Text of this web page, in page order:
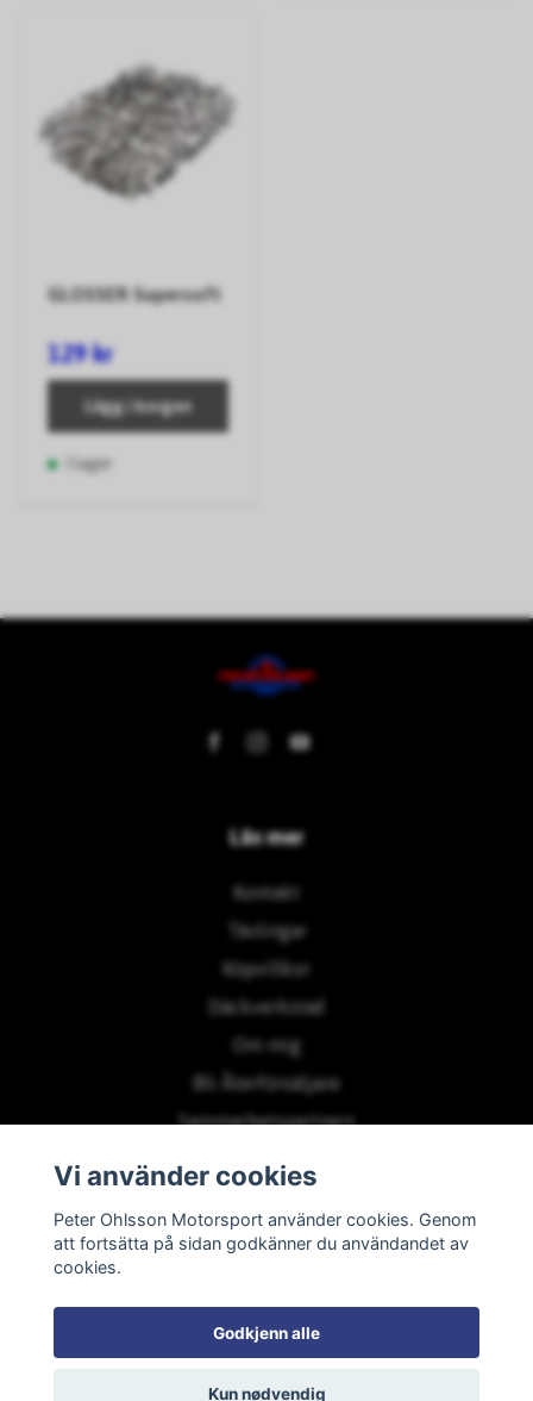
GLOSSER Supersoft
129 kr
Lägg i korgen
I lager
Läs mer
Kontakt
Tävlingar
Köpvillkor
Däckverkstad
Om mig
Bli Återförsäljare
Sammarbetspartners
Prenumerera på vårt nyhetsbrev
Vi använder cookies
Peter Ohlsson Motorsport använder cookies. Genom
att fortsätta på sidan godkänner du användandet av
cookies.
Godkjenn alle
Kun nødvendig